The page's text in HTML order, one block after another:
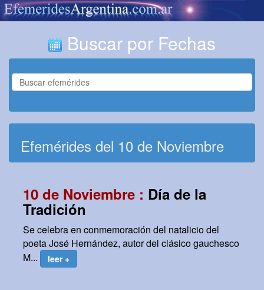
Buscar por Fechas
Efemérides del 10 de Noviembre
10 de Noviembre : Día de la
Tradición
Se celebra en conmemoración del natalicio del
poeta José Hernández, autor del clásico gauchesco
M...
leer +